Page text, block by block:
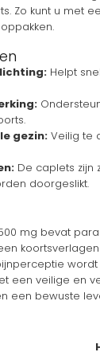
Zo kunt u met
Helpt
gezin: Veilig te
De caplets
doorgeslikt.
mg bevat
een veilige en
een bewuste